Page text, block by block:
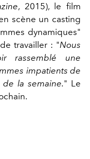
, 2015), le film
scène un casting
dynamiques"
travailler : "Nous
rassemblé une
impatients de
la semaine." Le